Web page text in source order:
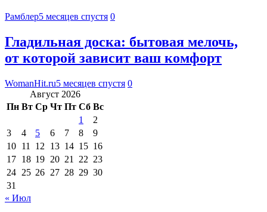
Рамблер5 месяцев спустя 0
Гладильная доска: бытовая мелочь,
от которой зависит ваш комфорт
WomanHit.ru5 месяцев спустя 0
Август 2026
Пн Вт Ср Чт Пт Сб Вс
1
2
3
4 5 6 7 8
9
10 11 12 13 14 15 16
17 18 19 20 21 22 23
24 25 26 27 28 29 30
31
« Июл